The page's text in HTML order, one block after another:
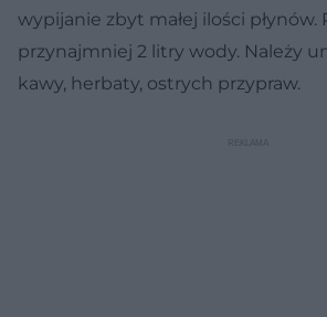
wypijanie zbyt małej ilości
przynajmniej 2 litry wody. Należy
kawy, herbaty, ostrych przypraw.